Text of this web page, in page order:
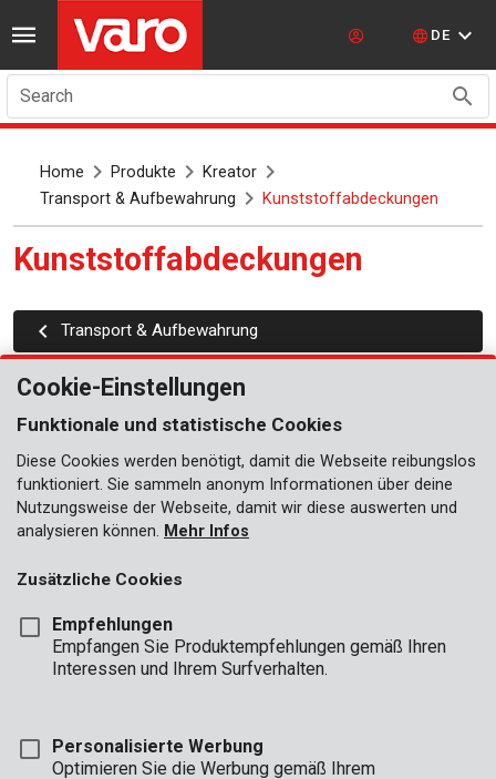
DE
Search
Home Produkte
Kreator
Transport & Aufbewahrung
Kunststoffabdeckungen
Kunststoffabdeckungen
Transport & Aufbewahrung
KRT661001
Cookie-Einstellungen
Funktionale und statistische Cookies
Diese Cookies werden benötigt, damit die Webseite reibungslos
funktioniert. Sie sammeln anonym Informationen über deine
Nutzungsweise der Webseite, damit wir diese auswerten und
analysieren können. Mehr Infos
Zusätzliche Cookies
Empfehlungen
Empfangen Sie Produktempfehlungen gemäß Ihren
Interessen und Ihrem Surfverhalten.
Personalisierte Werbung
Optimieren Sie die Werbung gemäß Ihrem